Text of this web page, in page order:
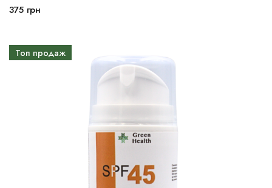
375 грн
Топ продаж